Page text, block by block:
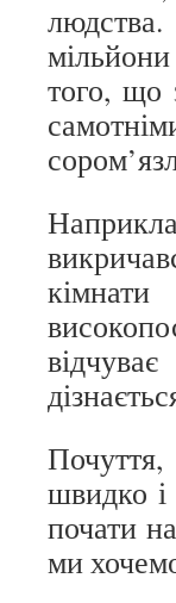
того, що
швидко і
почати
ми